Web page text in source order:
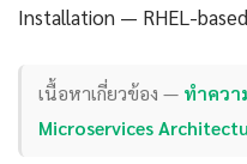
Installation — RHEL-based
เนื้อหาเกี่ยวข้อง — ทำควา
Microservices